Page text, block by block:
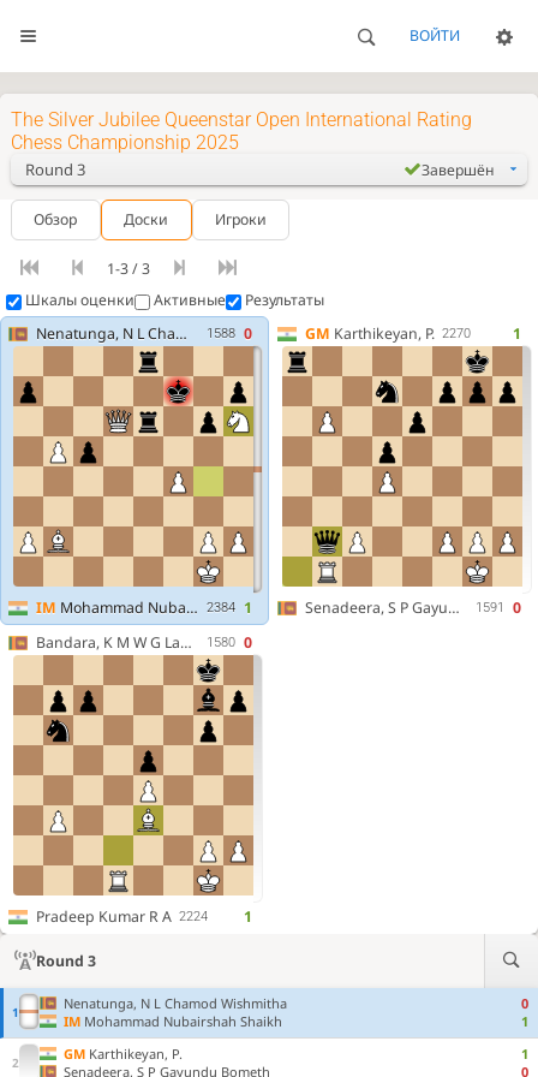
ВОЙТИ
The Silver Jubilee Queenstar Open International Rating
Chess Championship 2025
Round 3 Завершён
Обзор Доски Игроки
1-3 / 3
Шкалы оценки
Активные
Результаты
Nenatunga, N L Chamod Wishmitha
1588 0
IM Mohammad Nubairshah Shaikh 2384 1
GM Karthikeyan, P. 2270 1
Senadeera, S P Gayundu Bometh 1591
0
Bandara, K M W G Lahiru
1580 0
Pradeep Kumar R A 2224 1
Round 3
Nenatunga, N L Chamod Wishmitha
0
IM Mohammad Nubairshah Shaikh
1
GM Karthikeyan, P.
1
Senadeera, S P Gayundu Bometh
0